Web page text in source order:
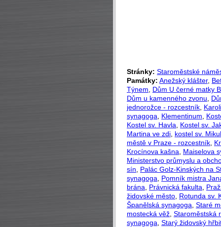
Stránky: Staroměstské
Památky: Anežský klášter,
Týnem
Dům U černé matky
Dům u kamenného zvonu
jednorožce - rozcestník
synagoga
Klementinum
Kostel sv. Havla
Kostel sv.
Martina ve zdi kostel sv.
městě v Praze - rozcestník
Krocínova kašna
Maiselova
Ministerstvo průmyslu a
sín
Palác Golz-Kinských na
synagoga
Pomník mistra
brána
Právnická fakulta
židovské město Rotunda sv.
Španělská synagoga Staré
mostecká věž Staroměstská
synagoga Starý židovský